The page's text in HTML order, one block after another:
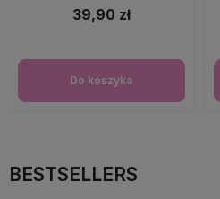
39,90 zł
Do koszyka
BESTSELLERS